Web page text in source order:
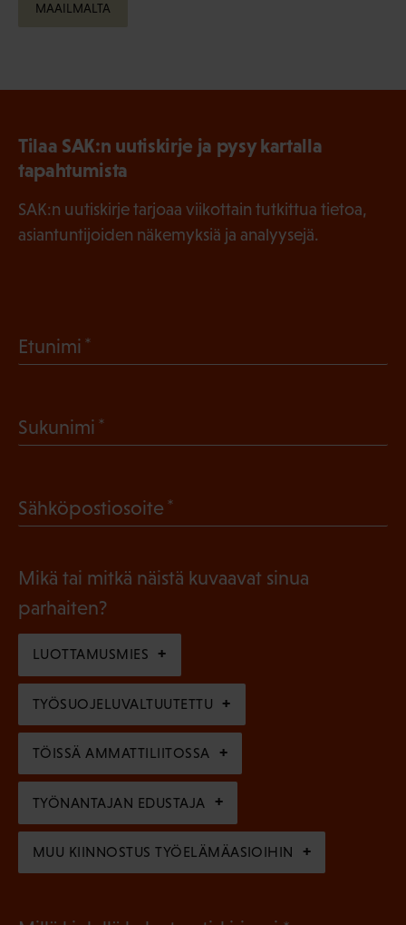
MAAILMALTA
Tilaa SAK:n uutiskirje ja pysy kartalla
tapahtumista
SAK:n uutiskirje tarjoaa viikottain tutkittua tietoa,
asiantuntijoiden näkemyksiä ja analyysejä.
Etunimi
l
n
e
)
Sukunimi
k
l
i
n
e
n
)
Sähköpostiosoite
l
i
n
e
n
)
Mikä tai mitkä näistä kuvaavat sinua
parhaiten?
LUOTTAMUSMIES
TYÖSUOJELUVALTUUTETTU
TÖISSÄ AMMATTILIITOSSA
TYÖNANTAJAN EDUSTAJA
MUU KIINNOSTUS TYÖELÄMÄASIOIHIN